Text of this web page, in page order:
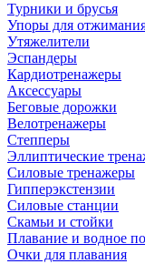
Турники и брусья
Упоры для
Утяжелители
Эспандеры
Кардиотренажеры
Аксессуары
Беговые дорожки
Велотренажеры
Степперы
Эллиптические
Силовые тренажеры
Гипперэкстензии
Силовые станции
Скамьи и стойки
Плавание и водное
Очки для плавания